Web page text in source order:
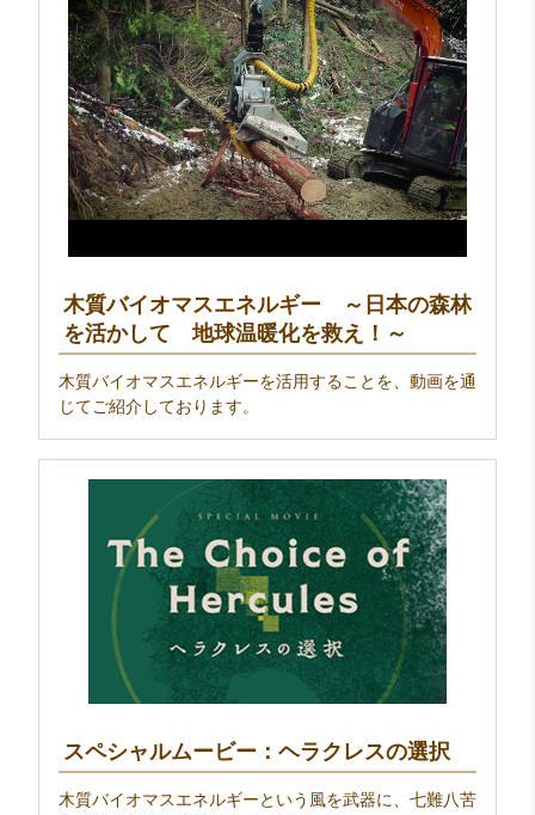
木質バイオマスエネルギー ～日本の森林
を活かして 地球温暖化を救え！～
木質バイオマスエネルギーを活用することを、動画を通
じてご紹介しております。
スペシャルムービー：ヘラクレスの選択
木質バイオマスエネルギーという風を武器に、七難八苦